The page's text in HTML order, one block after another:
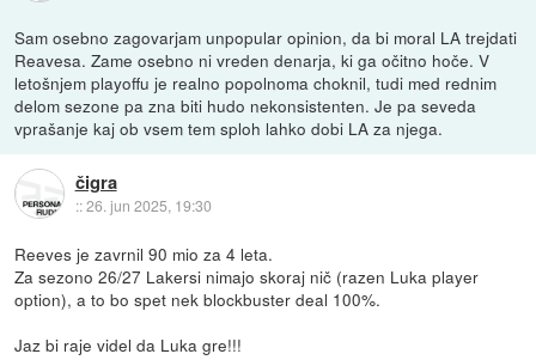
Sam osebno zagovarjam unpopular opinion, da bi moral LA trejdati
Reavesa. Zame osebno ni vreden denarja, ki ga očitno hoče. V
letošnjem playoffu je realno popolnoma choknil, tudi med rednim
delom sezone pa zna biti hudo nekonsistenten. Je pa seveda
vprašanje kaj ob vsem tem sploh lahko dobi LA za njega.
čigra
::26. jun 2025, 19:30
Reeves je zavrnil 90 mio za 4 leta.
Za sezono 26/27 Lakersi nimajo skoraj nič (razen Luka player
option), a to bo spet nek blockbuster deal 100%.
Jaz bi raje videl da Luka gre!!!